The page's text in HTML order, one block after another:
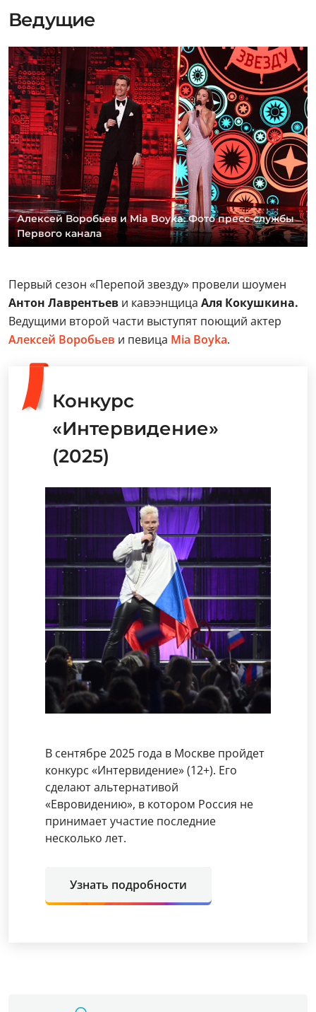
Ведущие
Алексей Воробьев и Mia Boyka. Фото пресс-службы
Первого канала
Первый сезон «Перепой звезду» провели шоумен
Антон Лаврентьев и кавээнщица Аля Кокушкина.
Ведущими второй части выступят поющий актер
Алексей Воробьев и певица Mia Boyka.
Конкурс
«Интервидение»
(2025)
В сентябре 2025 года в Москве пройдет
конкурс «Интервидение» (12+). Его
сделают альтернативой
«Евровидению», в котором Россия не
принимает участие последние
несколько лет.
Узнать подробности